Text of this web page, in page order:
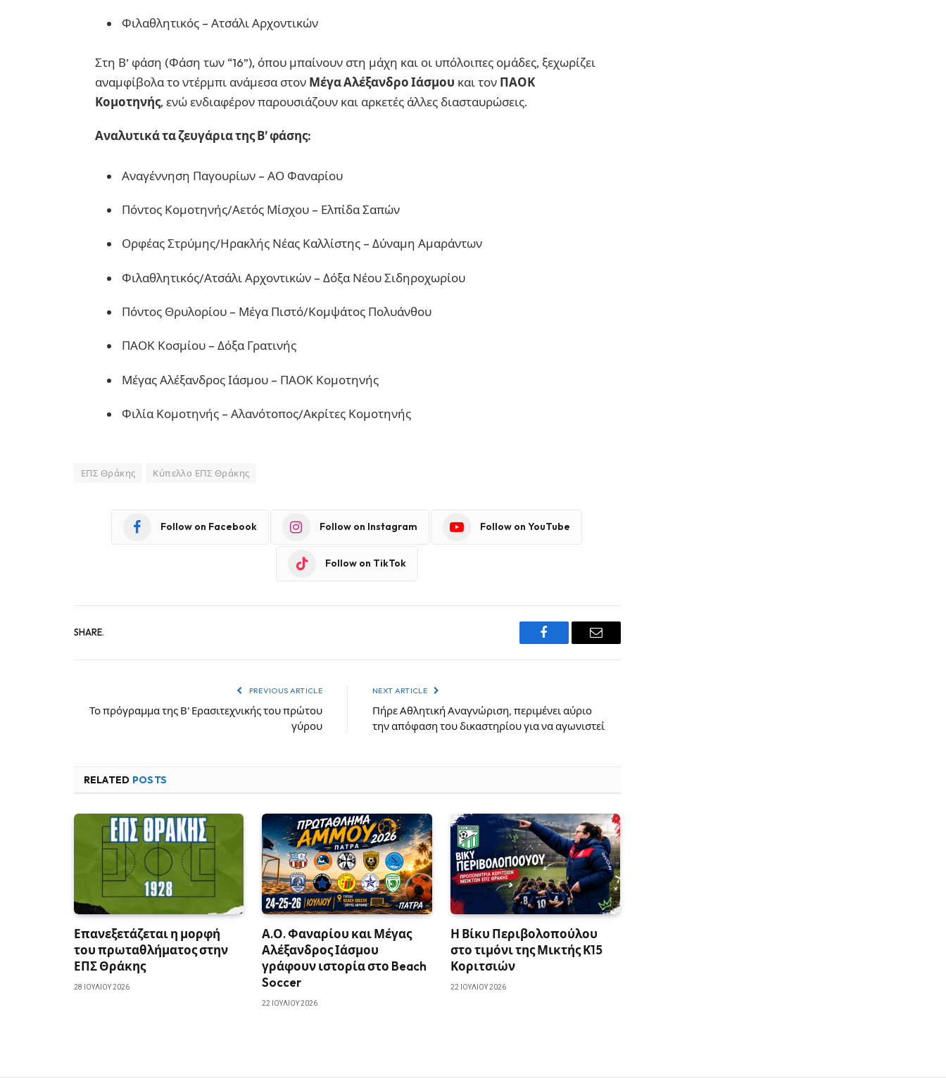
Φιλαθλητικός – Ατσάλι Αρχοντικών
Στη Β’ φάση (Φάση των “16”), όπου μπαίνουν στη μάχη και οι υπόλοιπες ομάδες, ξεχωρίζει
αναμφίβολα το ντέρμπι ανάμεσα στον Μέγα Αλέξανδρο Ιάσμου και τον ΠΑΟΚ
Κομοτηνής, ενώ ενδιαφέρον παρουσιάζουν και αρκετές άλλες διασταυρώσεις.
Αναλυτικά τα ζευγάρια της Β’ φάσης:
Αναγέννηση Παγουρίων – ΑΟ Φαναρίου
Πόντος Κομοτηνής/Αετός Μίσχου – Ελπίδα Σαπών
Ορφέας Στρύμης/Ηρακλής Νέας Καλλίστης – Δύναμη Αμαράντων
Φιλαθλητικός/Ατσάλι Αρχοντικών – Δόξα Νέου Σιδηροχωρίου
Πόντος Θρυλορίου – Μέγα Πιστό/Κομψάτος Πολυάνθου
ΠΑΟΚ Κοσμίου – Δόξα Γρατινής
Μέγας Αλέξανδρος Ιάσμου – ΠΑΟΚ Κομοτηνής
Φιλία Κομοτηνής – Αλανότοπος/Ακρίτες Κομοτηνής
ΕΠΣ Θράκης Κύπελλο ΕΠΣ Θράκης
Follow on Facebook Follow on Instagram Follow on YouTube
Follow on TikTok
SHARE.
Facebook Email
PREVIOUS ARTICLE
Το πρόγραμμα της Β’ Ερασιτεχνικής του πρώτου
γύρου
NEXT ARTICLE
Πήρε Αθλητική Αναγνώριση, περιμένει αύριο
την απόφαση του δικαστηρίου για να αγωνιστεί
RELATED POSTS
Επανεξετάζεται η μορφή
του πρωταθλήματος στην
ΕΠΣ Θράκης
28 ΙΟΥΛΊΟΥ 2026
Α.Ο. Φαναρίου και Μέγας
Αλέξανδρος Ιάσμου
γράφουν ιστορία στο Beach
Soccer
22 ΙΟΥΛΊΟΥ 2026
Η Βίκυ Περιβολοπούλου
στο τιμόνι της Μικτής Κ15
Κοριτσιών
22 ΙΟΥΛΊΟΥ 2026